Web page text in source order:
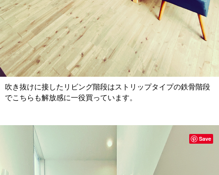
吹き抜けに接したリビング階段はストリップタイプの鉄骨階段
でこちらも解放感に一役買っています。
Save